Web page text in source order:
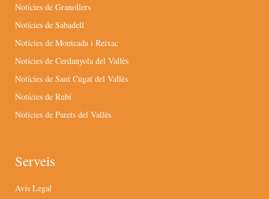
Notícies de Granollers
Notícies de Sabadell
Notícies de Montcada i Reixac
Notícies de Cerdanyola del Vallès
Notícies de Sant Cugat del Vallès
Notícies de Rubí
Notícies de Parets del Vallès
Serveis
Avís Legal